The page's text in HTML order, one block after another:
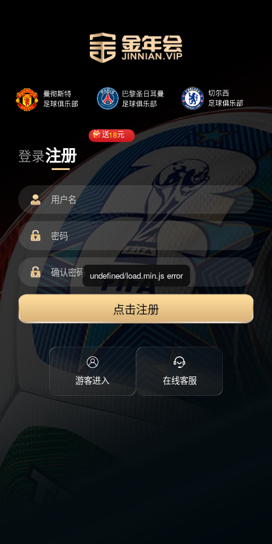
登录注册
送18元
点击注册
游客进入 在线客服
undefined/load.min.js error